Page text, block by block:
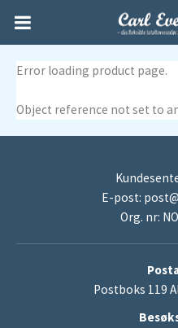
Error loading product page.
Object reference not set to
E-post:
Org. nr:
Postboks 119